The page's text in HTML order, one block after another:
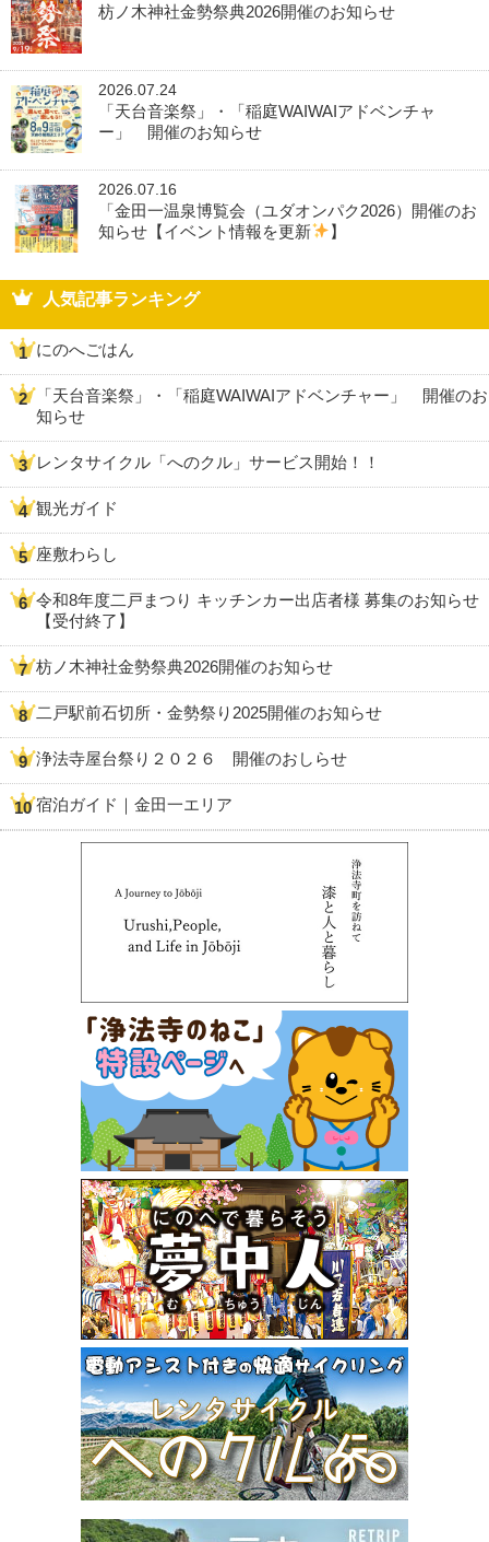
枋ノ木神社金勢祭典2026開催のお知らせ
2026.07.24
「天台音楽祭」・「稲庭WAIWAIアドベンチャ
ー」 開催のお知らせ
2026.07.16
「金田一温泉博覧会（ユダオンパク2026）開催のお
知らせ【イベント情報を更新
】
人気記事ランキング
にのへごはん
「天台音楽祭」・「稲庭WAIWAIアドベンチャー」 開催のお
知らせ
レンタサイクル「へのクル」サービス開始！！
観光ガイド
座敷わらし
令和8年度二戸まつり キッチンカー出店者様 募集のお知らせ
【受付終了】
枋ノ木神社金勢祭典2026開催のお知らせ
二戸駅前石切所・金勢祭り2025開催のお知らせ
浄法寺屋台祭り２０２６ 開催のおしらせ
宿泊ガイド｜金田一エリア